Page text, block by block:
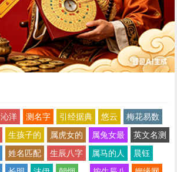
沁洋 测名字 引经据典 悠云
梅花易数
生孩子的 属虎女的 属兔女最
英文名测
姓名匹配 生辰八字 属马的人
晨钰